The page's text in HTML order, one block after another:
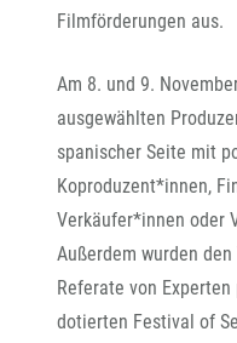
Filmförderungen aus.
Am 8. und 9.
ausgewählten
spanischer Seite mit
Koproduzent*innen,
Verkäufer*innen oder
Außerdem wurden
Referate von
dotierten Festival of